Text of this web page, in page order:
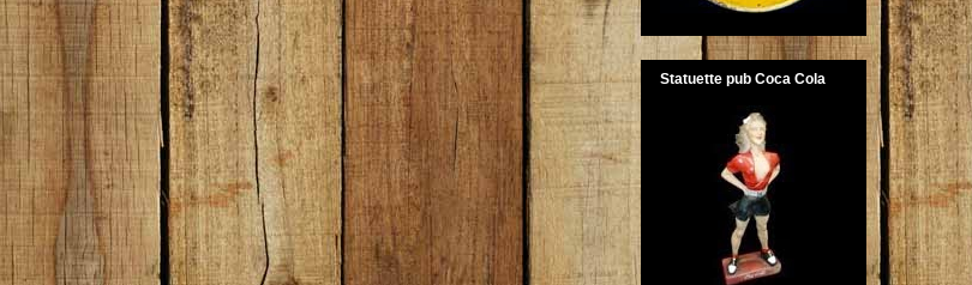
Statuette pub Coca Cola